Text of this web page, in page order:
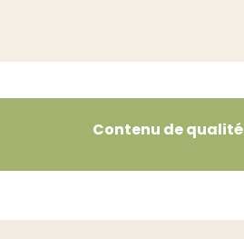
Contenu de qualité